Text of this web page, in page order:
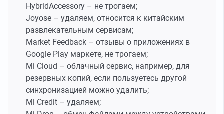
HybridAccessory – не трогаем;
Joyose – удаляем, относится к китайским
развлекательным сервисам;
Market Feedback – отзывы о приложениях в
Google Play маркете, не трогаем;
Mi Cloud – облачный сервис, например, для
резервных копий, если пользуетесь другой
синхронизацией можно удалить;
Mi Credit – удаляем;